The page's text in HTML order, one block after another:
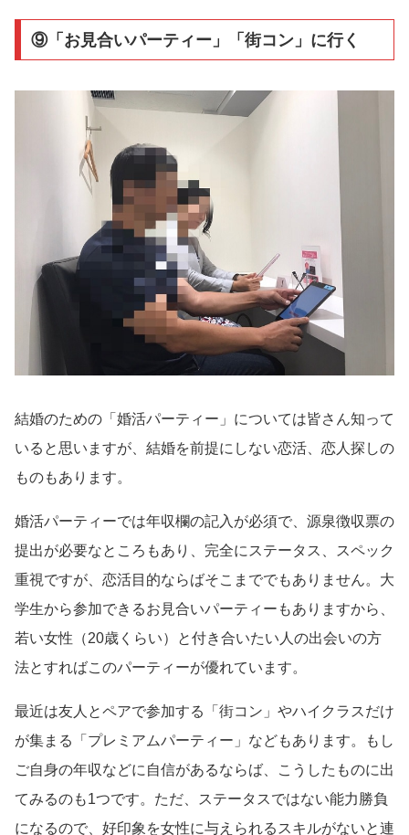
⑨「お見合いパーティー」「街コン」に行く
結婚のための「婚活パーティー」については皆さん知って
いると思いますが、結婚を前提にしない恋活、恋人探しの
ものもあります。
婚活パーティーでは年収欄の記入が必須で、源泉徴収票の
提出が必要なところもあり、完全にステータス、スペック
重視ですが、恋活目的ならばそこまででもありません。大
学生から参加できるお見合いパーティーもありますから、
若い女性（20歳くらい）と付き合いたい人の出会いの方
法とすればこのパーティーが優れています。
最近は友人とペアで参加する「街コン」やハイクラスだけ
が集まる「プレミアムパーティー」などもあります。もし
ご自身の年収などに自信があるならば、こうしたものに出
てみるのも1つです。ただ、ステータスではない能力勝負
になるので、好印象を女性に与えられるスキルがないと連